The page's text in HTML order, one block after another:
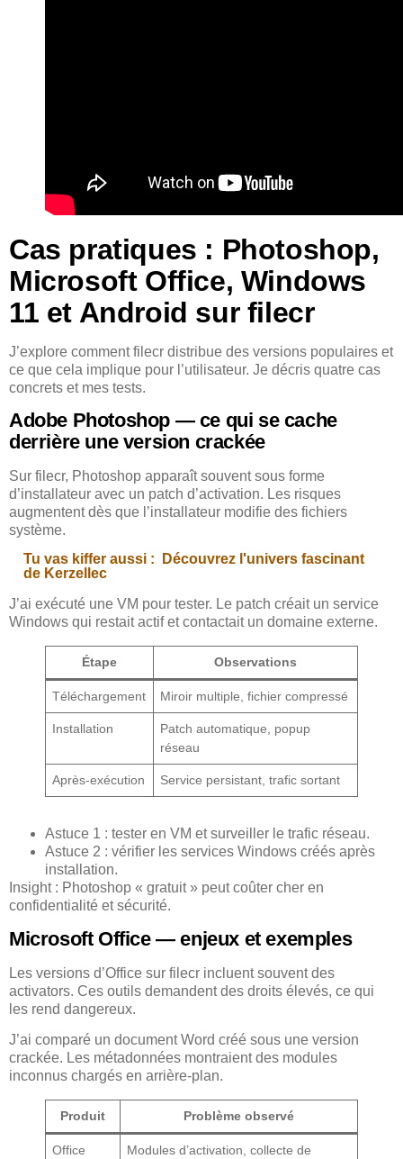
Cas pratiques : Photoshop,
Microsoft Office, Windows
11 et Android sur filecr
J’explore comment filecr distribue des versions populaires et
ce que cela implique pour l’utilisateur. Je décris quatre cas
concrets et mes tests.
Adobe Photoshop — ce qui se cache
derrière une version crackée
Sur filecr, Photoshop apparaît souvent sous forme
d’installateur avec un patch d’activation. Les risques
augmentent dès que l’installateur modifie des fichiers
système.
Tu vas kiffer aussi :
Découvrez l'univers fascinant
de Kerzellec
J’ai exécuté une VM pour tester. Le patch créait un service
Windows qui restait actif et contactait un domaine externe.
Étape Observations
Téléchargement Miroir multiple, fichier compressé
Installation
Patch automatique, popup
réseau
Après-exécution Service persistant, trafic sortant
Astuce 1 : tester en VM et surveiller le trafic réseau.
Astuce 2 : vérifier les services Windows créés après
installation.
Insight : Photoshop « gratuit » peut coûter cher en
confidentialité et sécurité.
Microsoft Office — enjeux et exemples
Les versions d’Office sur filecr incluent souvent des
activators. Ces outils demandent des droits élevés, ce qui
les rend dangereux.
J’ai comparé un document Word créé sous une version
crackée. Les métadonnées montraient des modules
inconnus chargés en arrière-plan.
Produit Problème observé
Office
Modules d’activation, collecte de